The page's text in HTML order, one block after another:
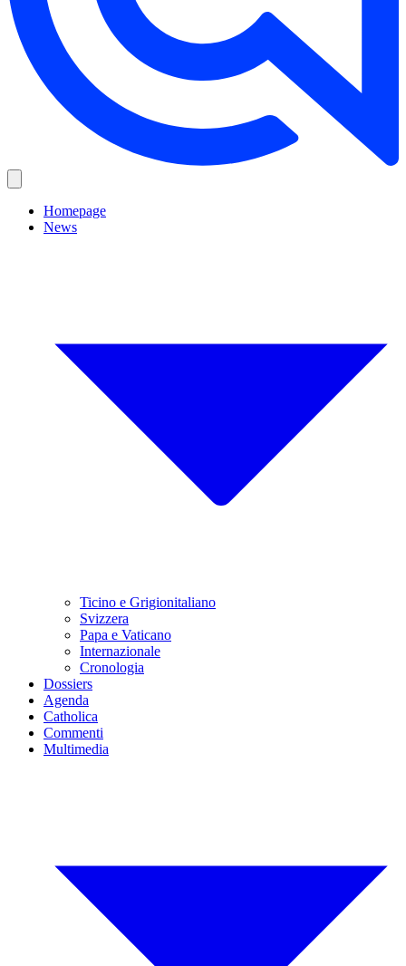
Homepage
News
Ticino e Grigionitaliano
Svizzera
Papa e Vaticano
Internazionale
Cronologia
Dossiers
Agenda
Catholica
Commenti
Multimedia